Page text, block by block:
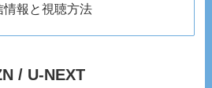
情報と視聴方法
/ U-NEXT